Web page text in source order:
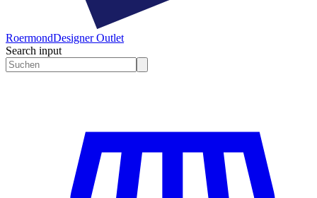
RoermondDesigner Outlet
Search input